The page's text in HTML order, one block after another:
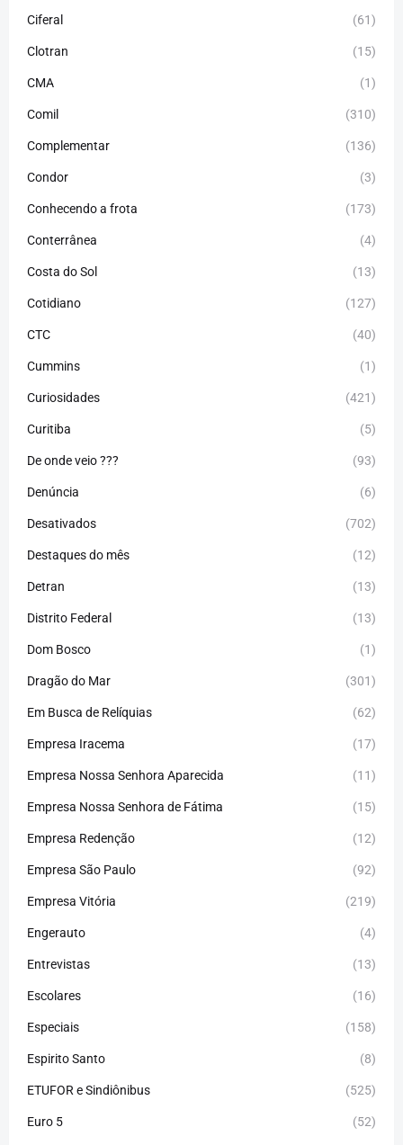
Ciferal (61)
Clotran (15)
CMA (1)
Comil (310)
Complementar (136)
Condor (3)
Conhecendo a frota (173)
Conterrânea (4)
Costa do Sol (13)
Cotidiano (127)
CTC (40)
Cummins (1)
Curiosidades (421)
Curitiba (5)
De onde veio ??? (93)
Denúncia (6)
Desativados (702)
Destaques do mês (12)
Detran (13)
Distrito Federal (13)
Dom Bosco (1)
Dragão do Mar (301)
Em Busca de Relíquias (62)
Empresa Iracema (17)
Empresa Nossa Senhora Aparecida (11)
Empresa Nossa Senhora de Fátima (15)
Empresa Redenção (12)
Empresa São Paulo (92)
Empresa Vitória (219)
Engerauto (4)
Entrevistas (13)
Escolares (16)
Especiais (158)
Espirito Santo (8)
ETUFOR e Sindiônibus (525)
Euro 5 (52)